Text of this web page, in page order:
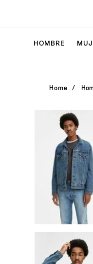
HOMBRE